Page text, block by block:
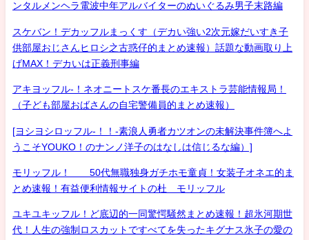
ンタルメンヘラ電波中年アルバイターのぬいぐるみ男子末路編
スケバン！デカッフルまっくす（デカい強い2次元嫁だいすき子
供部屋おじさんヒロシ之古惑仔的まとめ速報）話題な動画取り上
げMAX！デカいは正義刑事編
アキヨッフル-！ネオニートスケ番長のエキストラ芸能情報局！
（子ども部屋おばさんの自宅警備員的まとめ速報）
[ヨシヨシロッフル-！！-素浪人勇者カツオンの未解決事件簿へよ
うこそYOUKO！のナンノ洋子のはなしは信じるな編）]
モリッフル！ 50代無職独身ガチホモ童貞！女装子オネエ的ま
とめ速報！有益便利情報サイトの杜 モリッフル
ユキユキッフル！ど底辺的一同驚愕騒然まとめ速報！超氷河期世
代！人生の強制ロスカットですべてを失ったキグナス氷子の愛の